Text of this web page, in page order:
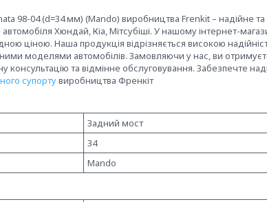
98-04 (d=34 мм) (Mando) виробництва Frenkit – надійне та
Хюндай, Кіа, Мітсубіші. У нашому інтернет-
ціною. Наша продукція відрізняється високою
моделями автомобілів. Замовляючи у нас, ви
та відмінне обслуговування. Забезпечте
супортувиробництва Френкіт
Задний мост
34
Mando